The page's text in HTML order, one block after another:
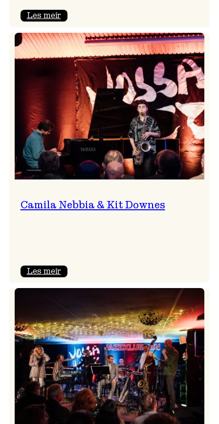
Les meir:
ein
Vossa
Jazz
utan
Badnajazz!
Camila Nebbia & Kit Downes
Les meir:
&
Kit
Downes